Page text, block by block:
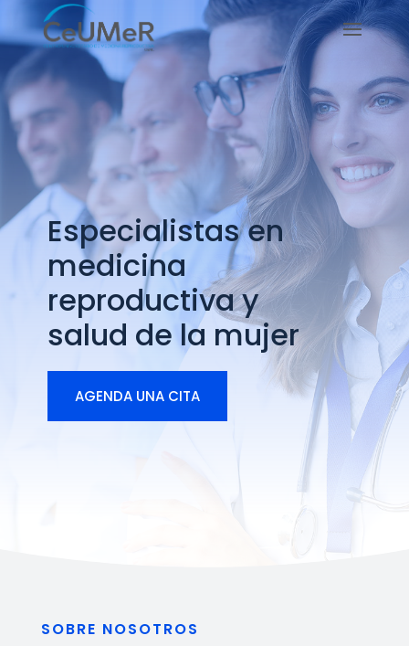
Especialistas en
medicina
reproductiva y
salud de la mujer
AGENDA UNA CITA
SOBRE NOSOTROS